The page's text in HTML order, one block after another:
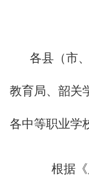
各县（市
教育局、韶关
各中等职业学
根据